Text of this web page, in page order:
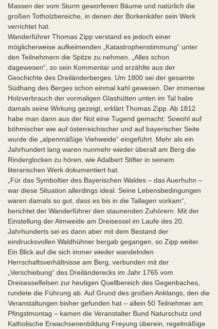
Massen der vom Sturm geworfenen Bäume und natürlich die
großen Totholzbereiche, in denen der Borkenkäfer sein Werk
verrichtet hat.
Wanderführer Thomas Zipp verstand es jedoch einer
möglicherweise aufkeimenden „Katastrophenstimmung“ unter
den Teilnehmern die Spitze zu nehmen. „Alles schon
dagewesen“, so sein Kommentar und erzählte aus der
Geschichte des Dreiländerberges. Um 1800 sei der gesamte
Südhang des Berges schon einmal kahl gewesen. Der immense
Holzverbrauch der vormaligen Glashütten unten im Tal habe
damals seine Wirkung gezeigt, erklärt Thomas Zipp. Ab 1812
habe man dann aus der Not eine Tugend gemacht: Sowohl auf
böhmischer wie auf österreichischer und auf bayerischer Seite
wurde die „alpenmäßige Viehweide“ eingeführt. Mehr als ein
Jahrhundert lang waren nunmehr wieder überall am Berg die
Rinderglocken zu hören, wie Adalbert Stifter in seinem
literarischen Werk dokumentiert hat.
„Für das Symboltier des Bayerischen Waldes – das Auerhuhn –
war diese Situation allerdings ideal. Seine Lebensbedingungen
waren damals so gut, dass es bis in die Tallagen vorkam“,
berichtet der Wanderführer den staunenden Zuhörern. Mit der
Einstellung der Almweide am Dreisessel im Laufe des 20.
Jahrhunderts sei es dann aber mit dem Bestand der
eindrucksvollen Waldhühner bergab gegangen, so Zipp weiter.
Ein Blick auf die sich immer wieder wandelnden
Herrschaftsverhältnisse am Berg, verbunden mit der
„Verschiebung“ des Dreiländerecks im Jahr 1765 vom
Dreisesselfelsen zur heutigen Quellbereich des Gegenbaches,
rundete die Führung ab. Auf Grund des großen Anklangs, den die
Veranstaltungen bisher gefunden hat – allein 50 Teilnehmer am
Pfingstmontag – kamen die Veranstalter Bund Naturschutz und
Katholische Erwachsenenbildung Freyung überein, regelmäßige